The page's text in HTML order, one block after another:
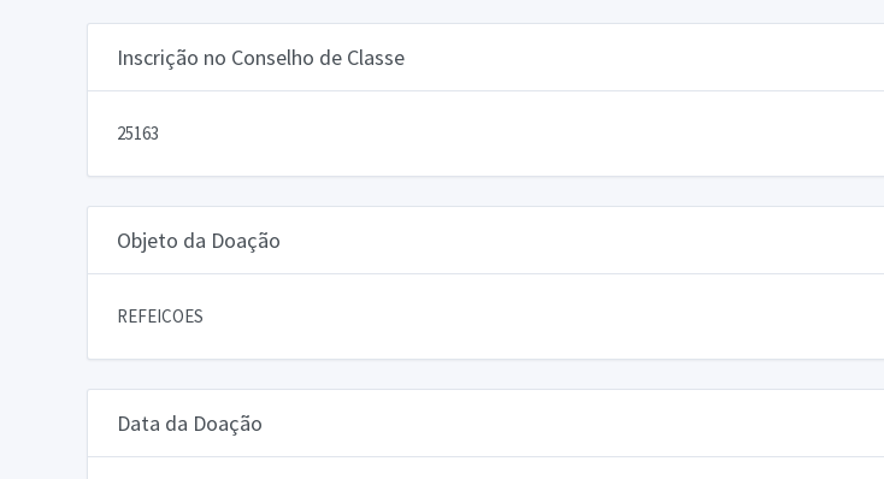
Inscrição no Conselho de Classe
25163
Objeto da Doação
REFEICOES
Data da Doação